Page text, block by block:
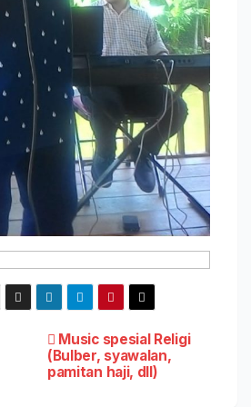
Music spesial Religi
(Bulber, syawalan,
pamitan haji, dll)